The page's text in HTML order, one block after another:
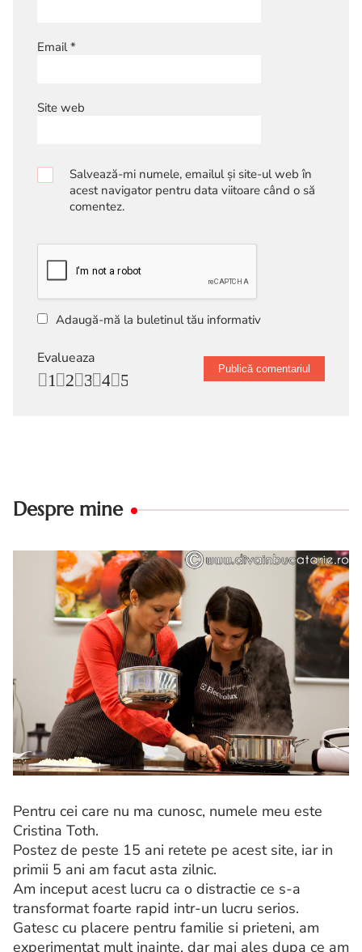
Email*
Site web
Salvează-mi numele, emailul și site-ul web în
acest navigator pentru data viitoare când o să
comentez.
Adaugă-mă la buletinul tău informativ
Evalueaza
5
4
3
2
1
Despre mine
Pentru cei care nu ma cunosc, numele meu este
Cristina Toth.
Postez de peste 15 ani retete pe acest site, iar in
primii 5 ani am facut asta zilnic.
Am inceput acest lucru ca o distractie ce s-a
transformat foarte rapid intr-un lucru serios.
Gatesc cu placere pentru familie si prieteni, am
experimentat mult inainte, dar mai ales dupa ce am